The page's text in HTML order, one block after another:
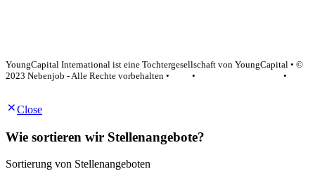
YoungCapital International ist eine Tochtergesellschaft von YoungCapital • ©
2023 Nebenjob - Alle Rechte vorbehalten •
•
•
Close
Wie sortieren wir Stellenangebote?
Sortierung von Stellenangeboten